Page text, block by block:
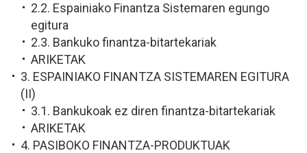
2.2. Espainiako Finantza Sistemaren egungo
egitura
2.3. Bankuko finantza-bitartekariak
ARIKETAK
3. ESPAINIAKO FINANTZA SISTEMAREN EGITURA
(II)
3.1. Bankukoak ez diren finantza-bitartekariak
ARIKETAK
4. PASIBOKO FINANTZA-PRODUKTUAK